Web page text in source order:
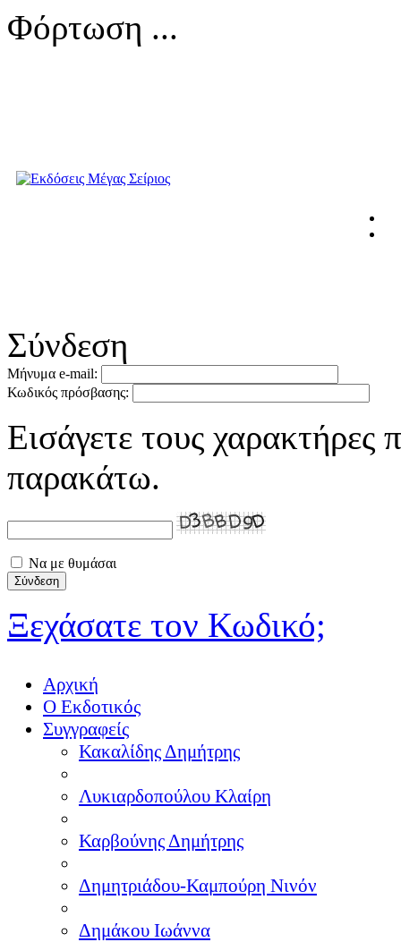
Φόρτωση ...
Σύνδεση
Μήνυμα e-mail:
Κωδικός πρόσβασης:
Εισάγετε τους χαρακτήρες
παρακάτω.
Να με θυμάσαι
Ξεχάσατε τον Κωδικό;
Αρχική
Ο Εκδοτικός
Συγγραφείς
Κακαλίδης Δημήτρης
Λυκιαρδοπούλου Κλαίρη
Καρβούνης Δημήτρης
Δημητριάδου-Καμπούρη Νινόν
Δημάκου Ιωάννα